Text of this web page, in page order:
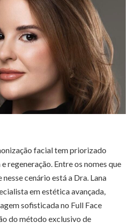
facial tem priorizado
regeneração. Entre os nomes que
cenário está a Dra. Lana
em estética avançada,
sofisticada no Full Face
do método exclusivo de